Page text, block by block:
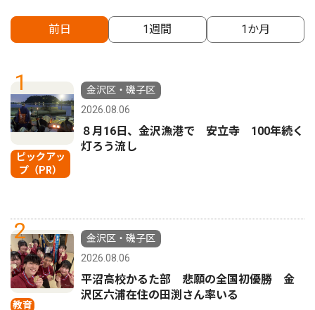
前日 1週間 1か月
1
ピックアッ
プ（PR）
金沢区・磯子区
2026.08.06
８月16日、金沢漁港で 安立寺 100年続く
灯ろう流し
2
教育
金沢区・磯子区
2026.08.06
平沼高校かるた部 悲願の全国初優勝 金
沢区六浦在住の田渕さん率いる